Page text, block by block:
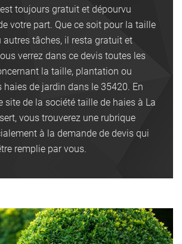
toujours gratuit et dépourvu
votre part. Que ce soit pour la taille
autres tâches, il resta gratuit et
verrez dans ce devis toutes les
la taille, plantation ou
haies de jardin dans le 35420. En
site de la société taille de haies à La
vous trouverez une rubrique
à la demande de devis qui
remplie par vous.